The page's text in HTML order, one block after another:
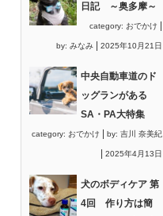
日記 ～奥多摩～
category: おでかけ
by: みなみ 2025年10月21日
中央自動車道のド
ッグランがある
SA・PA大特集
category: おでかけ by: 吉川 奈美紀
2025年4月13日
犬のボディケア 第
4回 作り方は簡